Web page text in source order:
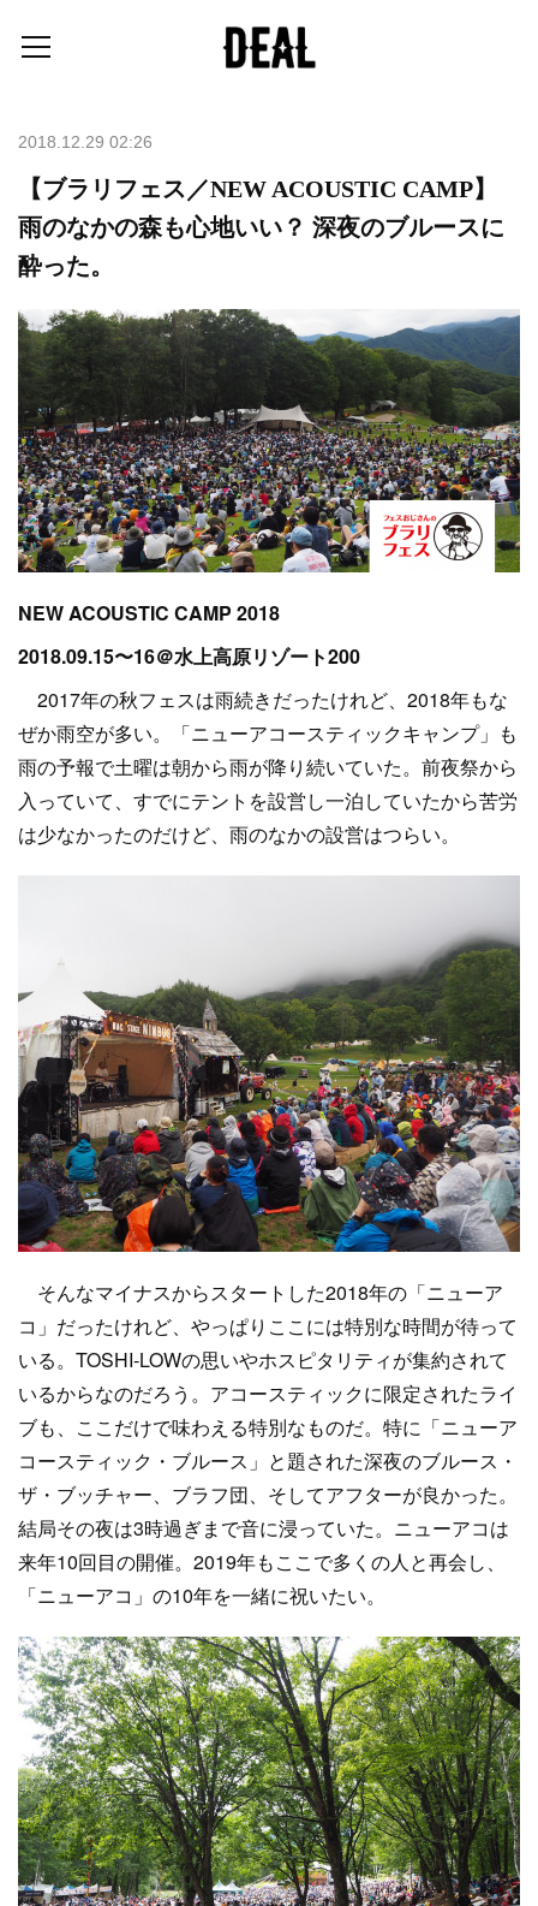
2018.12.29 02:26
【ブラリフェス／NEW ACOUSTIC CAMP】
雨のなかの森も心地いい？ 深夜のブルースに
酔った。
NEW ACOUSTIC CAMP 2018
2018.09.15〜16＠水上高原リゾート200
2017年の秋フェスは雨続きだったけれど、2018年もな
ぜか雨空が多い。「ニューアコースティックキャンプ」も
雨の予報で土曜は朝から雨が降り続いていた。前夜祭から
入っていて、すでにテントを設営し一泊していたから苦労
は少なかったのだけど、雨のなかの設営はつらい。
そんなマイナスからスタートした2018年の「ニューア
コ」だったけれど、やっぱりここには特別な時間が待って
いる。TOSHI-LOWの思いやホスピタリティが集約されて
いるからなのだろう。アコースティックに限定されたライ
ブも、ここだけで味わえる特別なものだ。特に「ニューア
コースティック・ブルース」と題された深夜のブルース・
ザ・ブッチャー、ブラフ団、そしてアフターが良かった。
結局その夜は3時過ぎまで音に浸っていた。ニューアコは
来年10回目の開催。2019年もここで多くの人と再会し、
「ニューアコ」の10年を一緒に祝いたい。